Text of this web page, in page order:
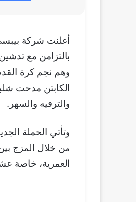
بالتزامن مع
وهم نجم كرة
الكابتن مدحت
والترفيه والسهر.
وتأتي الحملة
من خلال المزج
العمرية، خاصة